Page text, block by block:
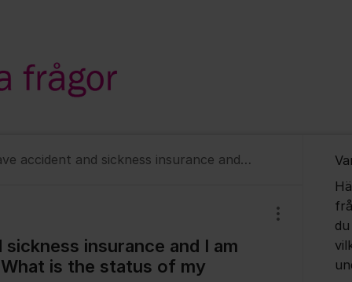
I have accident and sickness insurance and I am waiting for a reply. What is the status of my case?
insurance and I am
is the status of my
Visa/dölj